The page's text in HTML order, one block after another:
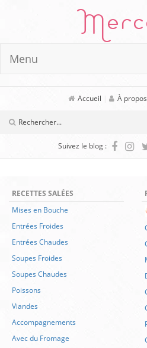
Menu
Accueil À
Suivez le blog :
RECETTES SALÉES
Mises en Bouche
Entrées Froides
Entrées Chaudes
Soupes Froides
Soupes Chaudes
Poissons
Viandes
Accompagnements
Avec du Fromage